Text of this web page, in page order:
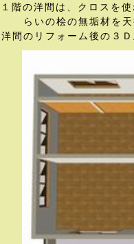
階の洋間は、クロスを
らいの桧の無垢材を
洋間のリフォーム後の３